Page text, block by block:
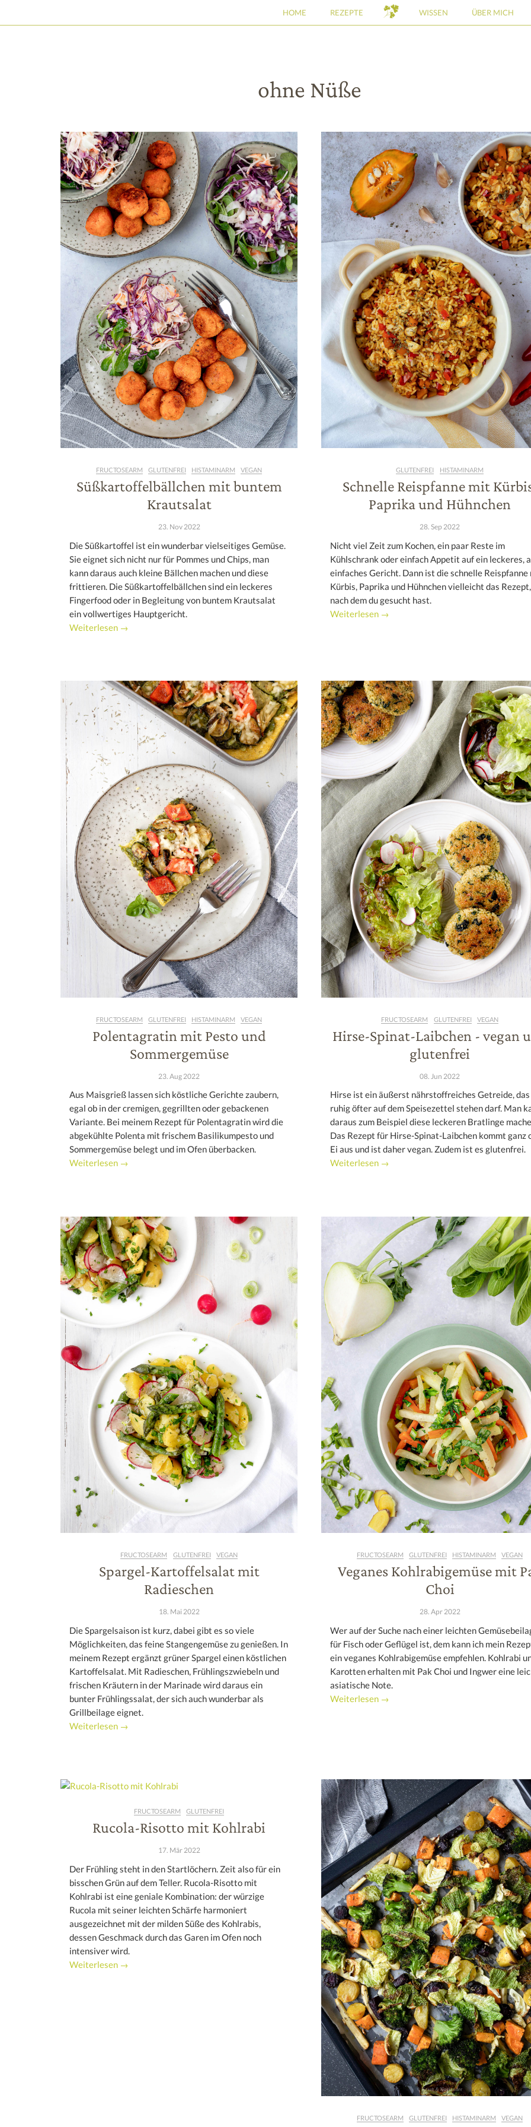
HAUPTNAVIGATION
HOME REZEPTE WISSEN ÜBER MICH
ohne Nüße
FRUCTOSEARM GLUTENFREI HISTAMINARM VEGAN
Süßkartoffelbällchen mit buntem
Krautsalat
23. Nov 2022
Die Süßkartoffel ist ein wunderbar vielseitiges Gemüse.
Sie eignet sich nicht nur für Pommes und Chips, man
kann daraus auch kleine Bällchen machen und diese
frittieren. Die Süßkartoffelbällchen sind ein leckeres
Fingerfood oder in Begleitung von buntem Krautsalat
ein vollwertiges Hauptgericht.
Weiterlesen →
GLUTENFREI HISTAMINARM
Schnelle Reispfanne mit
Paprika und Hühnchen
28. Sep 2022
Nicht viel Zeit zum Kochen, ein paar Reste im
Kühlschrank oder einfach Appetit auf ein leckeres,
einfaches Gericht. Dann ist die schnelle Reispfanne
Kürbis, Paprika und Hühnchen vielleicht das Rezept,
nach dem du gesucht hast.
Weiterlesen →
FRUCTOSEARM GLUTENFREI HISTAMINARM VEGAN
Polentagratin mit Pesto und
Sommergemüse
23. Aug 2022
Aus Maisgrieß lassen sich köstliche Gerichte zaubern,
egal ob in der cremigen, gegrillten oder gebackenen
Variante. Bei meinem Rezept für Polentagratin wird die
abgekühlte Polenta mit frischem Basilikumpesto und
Sommergemüse belegt und im Ofen überbacken.
Weiterlesen →
FRUCTOSEARM GLUTENFREI VEGAN
Hirse-Spinat-Laibchen - vegan
glutenfrei
08. Jun 2022
Hirse ist ein äußerst nährstoffreiches Getreide, das
ruhig öfter auf dem Speisezettel stehen darf. Man
daraus zum Beispiel diese leckeren Bratlinge
Das Rezept für Hirse-Spinat-Laibchen kommt ganz
Ei aus und ist daher vegan. Zudem ist es glutenfrei.
Weiterlesen →
FRUCTOSEARM GLUTENFREI VEGAN
Spargel-Kartoffelsalat mit
Radieschen
18. Mai 2022
Die Spargelsaison ist kurz, dabei gibt es so viele
Möglichkeiten, das feine Stangengemüse zu genießen. In
meinem Rezept ergänzt grüner Spargel einen köstlichen
Kartoffelsalat. Mit Radieschen, Frühlingszwiebeln und
frischen Kräutern in der Marinade wird daraus ein
bunter Frühlingssalat, der sich auch wunderbar als
Grillbeilage eignet.
Weiterlesen →
FRUCTOSEARM GLUTENFREI HISTAMINARM VEGAN
Veganes Kohlrabigemüse mit
Choi
28. Apr 2022
Wer auf der Suche nach einer leichten
für Fisch oder Geflügel ist, dem kann ich mein
ein veganes Kohlrabigemüse empfehlen. Kohlrabi
Karotten erhalten mit Pak Choi und Ingwer eine
asiatische Note.
Weiterlesen →
FRUCTOSEARM GLUTENFREI
Rucola-Risotto mit Kohlrabi
17. Mär 2022
Der Frühling steht in den Startlöchern. Zeit also für ein
bisschen Grün auf dem Teller. Rucola-Risotto mit
Kohlrabi ist eine geniale Kombination: der würzige
Rucola mit seiner leichten Schärfe harmoniert
ausgezeichnet mit der milden Süße des Kohlrabis,
dessen Geschmack durch das Garen im Ofen noch
intensiver wird.
Weiterlesen →
FRUCTOSEARM GLUTENFREI HISTAMINARM VEGAN